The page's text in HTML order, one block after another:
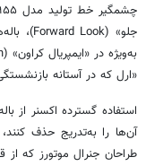
«ارل که در آستانه
استفاده گسترده اکسنر از
آن‌ها را به‌تدریج حذف